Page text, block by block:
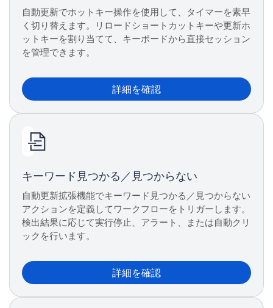
自動更新でホットキー操作を使用して、タイマーを素早
く切り替えます。リロードショートカットキーや更新ホ
ットキーを割り当てて、キーボードから直接セッション
を管理できます。
詳細を確認
キーワード見つかる／見つからない
自動更新拡張機能でキーワード見つかる／見つからない
アクションを定義してワークフローをトリガーします。
検出結果に応じて実行停止、アラート、または自動クリ
ックを行います。
詳細を確認